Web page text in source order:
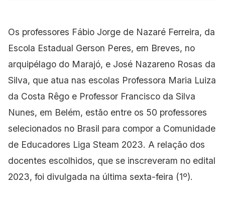
Os professores Fábio Jorge de Nazaré Ferreira, da
Escola Estadual Gerson Peres, em Breves, no
arquipélago do Marajó, e José Nazareno Rosas da
Silva, que atua nas escolas Professora Maria Luiza
da Costa Rêgo e Professor Francisco da Silva
Nunes, em Belém, estão entre os 50 professores
selecionados no Brasil para compor a Comunidade
de Educadores Liga Steam 2023. A relação dos
docentes escolhidos, que se inscreveram no edital
2023, foi divulgada na última sexta-feira (1º).